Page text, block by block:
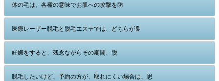
体の毛は、各種の意味でお肌への攻撃を防
医療レーザー脱毛と脱毛エステでは、どちらが良
妊娠をすると、残念ながらその期間、脱
脱毛したいけど、予約の方が、取れにくい場合は、思